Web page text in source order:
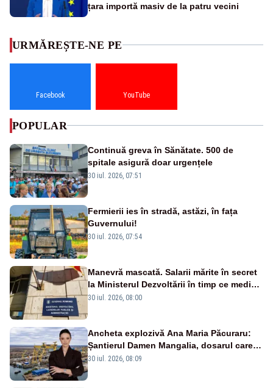
țara importă masiv de la patru vecini
URMĂREȘTE-NE PE
Facebook YouTube
POPULAR
Continuă greva în Sănătate. 500 de
spitale asigură doar urgențele
30 iul. 2026, 07:51
Fermierii ies în stradă, astăzi, în fața
Guvernului!
30 iul. 2026, 07:54
Manevră mascată. Salarii mărite în secret
la Ministerul Dezvoltării în timp ce medicii
ies în stradă
30 iul. 2026, 08:00
Ancheta explozivă Ana Maria Păcuraru:
Șantierul Damen Mangalia, dosarul care
scufundă apărarea României
30 iul. 2026, 08:09